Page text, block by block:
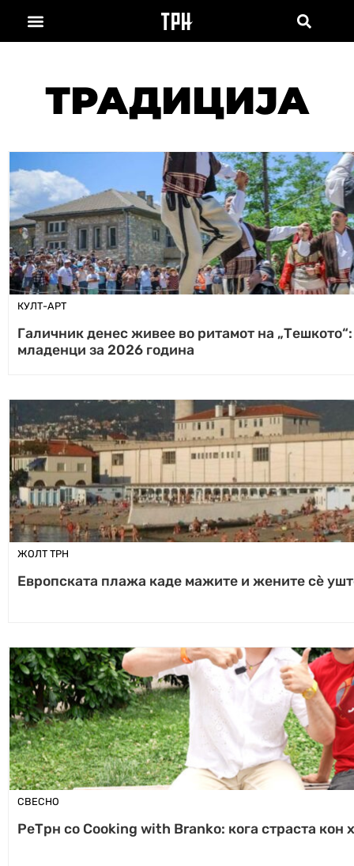
ТРАДИЦИЈА
КУЛТ-АРТ
Галичник денес живее во ритамот на
младенци за 2026 година
ЖОЛТ ТРН
Европската плажа каде мажите и жените сè
СВЕСНО
РеТрн со Cooking with Branko: кога страста кон